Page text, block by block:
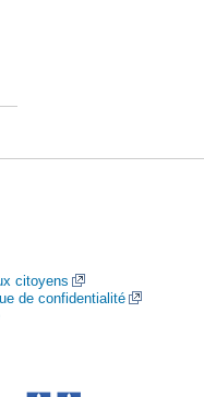
citoyens
de confidentialité